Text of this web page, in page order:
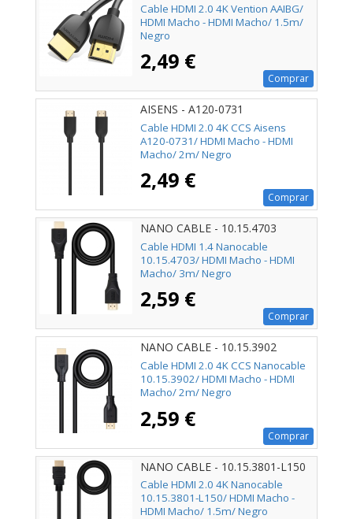
Cable HDMI 2.0 4K Vention AAIBG/
HDMI Macho - HDMI Macho/ 1.5m/
Negro
2,49 €
Comprar
AISENS - A120-0731
Cable HDMI 2.0 4K CCS Aisens
A120-0731/ HDMI Macho - HDMI
Macho/ 2m/ Negro
2,49 €
Comprar
NANO CABLE - 10.15.4703
Cable HDMI 1.4 Nanocable
10.15.4703/ HDMI Macho - HDMI
Macho/ 3m/ Negro
2,59 €
Comprar
NANO CABLE - 10.15.3902
Cable HDMI 2.0 4K CCS Nanocable
10.15.3902/ HDMI Macho - HDMI
Macho/ 2m/ Negro
2,59 €
Comprar
NANO CABLE - 10.15.3801-L150
Cable HDMI 2.0 4K Nanocable
10.15.3801-L150/ HDMI Macho -
HDMI Macho/ 1.5m/ Negro